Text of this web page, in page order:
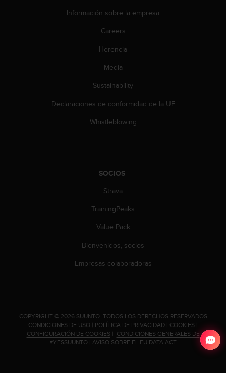
Información sobre la empresa
Careers
Herencia
Media
Sustainability
Declaraciones de conformidad de la UE
Whistleblowing
SOCIOS
Strava
TrainingPeaks
Value Pack
Bienvenidos, socios
Empresas colaboradoras
. COPYRIGHT © 2026 SUUNTO. TODOS LOS DERECHOS RESERVADOS.
CONDICIONES DE USO | POLÍTICA DE PRIVACIDAD | COOKIES |
CONFIGURACIÓN DE COOKIES | CONDICIONES GENERALES DE
#YESSUUNTO | AVISO SOBRE EL EU DATA ACT